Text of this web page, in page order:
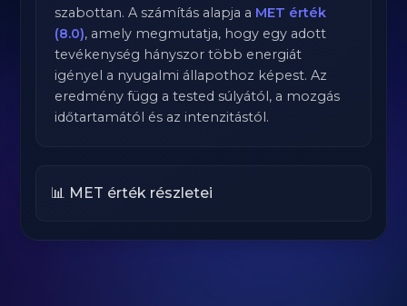
szabottan. A számítás alapja a MET érték
(8.0), amely megmutatja, hogy egy adott
tevékenység hányszor több energiát
igényel a nyugalmi állapothoz képest. Az
eredmény függ a tested súlyától, a mozgás
időtartamától és az intenzitástól.
📊 MET érték részletei